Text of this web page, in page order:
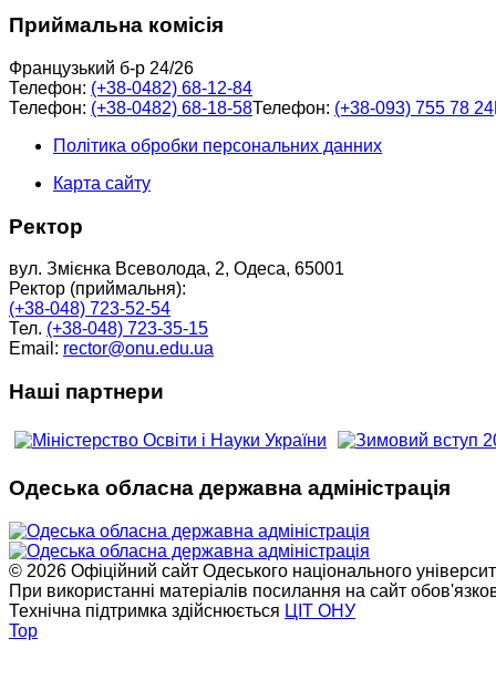
Приймальна комісія
Французький б-р 24/26
Телефон: (+38-0482) 68-12-84
Телефон: (+38-0482) 68-18-58Телефон: (+38-093) 755 78 24
Політика обробки персональних данних
Карта сайту
Ректор
вул. Змієнка Всеволода, 2, Одеса, 65001
Ректор (приймальня):
(+38-048) 723-52-54
Тел. (+38-048) 723-35-15
Email: rector@onu.edu.ua
Наші партнери
Одеська обласна державна адміністрація
© 2026 Офіційний сайт Одеського національного
При використанні матеріалів посилання на сайт
Технічна підтримка здійснюється ЦІТ ОНУ
Top